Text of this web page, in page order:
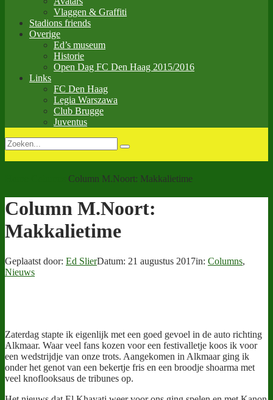
Vlaggen & Graffiti
Stadions friends
Overige
Ed’s museum
Historie
Open Dag FC Den Haag 2015/2016
Links
FC Den Haag
Legia Warszawa
Club Brugge
Juventus
Column M.Noort: Makkalietime
Column M.Noort:
Makkalietime
Geplaatst door: Ed SlierDatum: 21 augustus 2017in: Columns,
Nieuws
Zaterdag stapte ik eigenlijk met een goed gevoel in de auto richting
Alkmaar. Waar veel fans kozen voor een festivalletje koos ik voor
een wedstrijdje van onze trots. Aangekomen in Alkmaar ging ik
onder het genot van een bekertje fris en een broodje shoarma met
veel knoflooksaus de tribunes op.